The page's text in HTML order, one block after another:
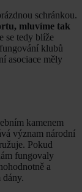
schránkou.
mluvíme tak
se tedy blíže
klubů
asociace měly
kamenem
význam národní
Pokud
fungovaly
a